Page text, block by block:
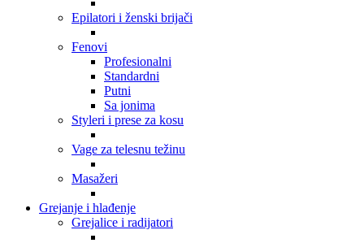
Epilatori i ženski brijači
Fenovi
Profesionalni
Standardni
Putni
Sa jonima
Styleri i prese za kosu
Vage za telesnu težinu
Masažeri
Grejanje i hlađenje
Grejalice i radijatori